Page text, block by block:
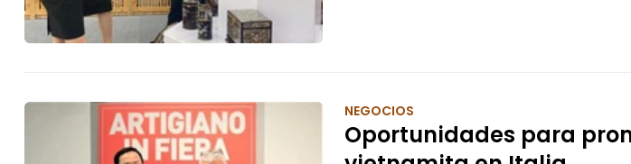
NEGOCIOS
Oportunidades para